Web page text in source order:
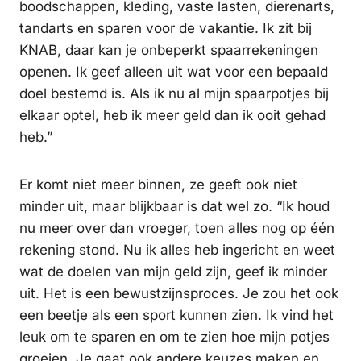
boodschappen, kleding, vaste lasten, dierenarts,
tandarts en sparen voor de vakantie. Ik zit bij
KNAB, daar kan je onbeperkt spaarrekeningen
openen. Ik geef alleen uit wat voor een bepaald
doel bestemd is. Als ik nu al mijn spaarpotjes bij
elkaar optel, heb ik meer geld dan ik ooit gehad
heb.”
Er komt niet meer binnen, ze geeft ook niet
minder uit, maar blijkbaar is dat wel zo. “Ik houd
nu meer over dan vroeger, toen alles nog op één
rekening stond. Nu ik alles heb ingericht en weet
wat de doelen van mijn geld zijn, geef ik minder
uit. Het is een bewustzijnsproces. Je zou het ook
een beetje als een sport kunnen zien. Ik vind het
leuk om te sparen en om te zien hoe mijn potjes